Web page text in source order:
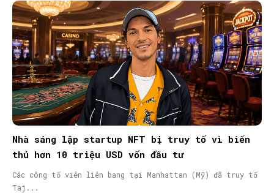
Nhà sáng lập startup NFT bị truy tố vì biển
thủ hơn 10 triệu USD vốn đầu tư
Các công tố viên liên bang tại Manhattan (Mỹ) đã truy tố
Taj...